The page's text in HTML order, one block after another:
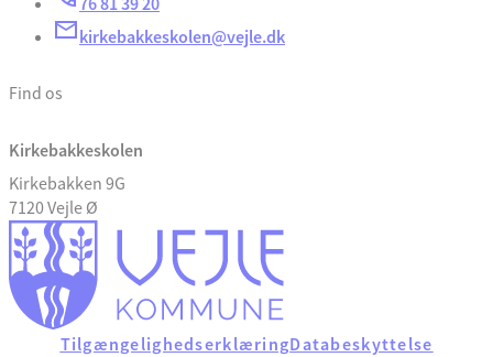
kirkebakkeskolen@vejle.dk
Find os
Kirkebakkeskolen
Kirkebakken 9G
7120 Vejle Ø
TilgængelighedserklæringDatabeskyttelse